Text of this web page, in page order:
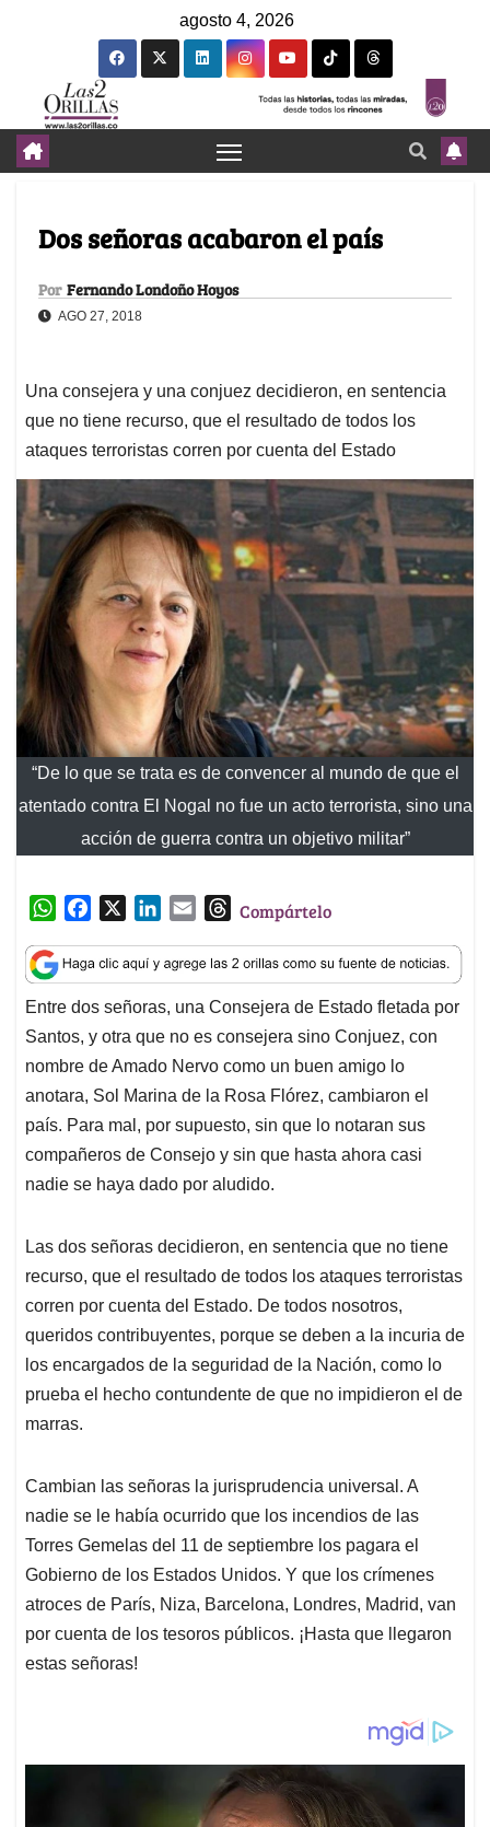
agosto 4, 2026
Dos señoras acabaron el país
Por Fernando Londoño Hoyos
AGO 27, 2018
Una consejera y una conjuez decidieron, en sentencia
que no tiene recurso, que el resultado de todos los
ataques terroristas corren por cuenta del Estado
“De lo que se trata es de convencer al mundo de que el
atentado contra El Nogal no fue un acto terrorista, sino una
acción de guerra contra un objetivo militar”
W
a
t
s
A
p
p
c
e
b
o
o
k
n
k
e
d
I
n
a
i
l
T
r
e
a
d
s
Compártelo
Entre dos señoras, una Consejera de Estado fletada por
Santos, y otra que no es consejera sino Conjuez, con
nombre de Amado Nervo como un buen amigo lo
anotara, Sol Marina de la Rosa Flórez, cambiaron el
país. Para mal, por supuesto, sin que lo notaran sus
compañeros de Consejo y sin que hasta ahora casi
nadie se haya dado por aludido.
Las dos señoras decidieron, en sentencia que no tiene
recurso, que el resultado de todos los ataques terroristas
corren por cuenta del Estado. De todos nosotros,
queridos contribuyentes, porque se deben a la incuria de
los encargados de la seguridad de la Nación, como lo
prueba el hecho contundente de que no impidieron el de
marras.
Cambian las señoras la jurisprudencia universal. A
nadie se le había ocurrido que los incendios de las
Torres Gemelas del 11 de septiembre los pagara el
Gobierno de los Estados Unidos. Y que los crímenes
atroces de París, Niza, Barcelona, Londres, Madrid, van
por cuenta de los tesoros públicos. ¡Hasta que llegaron
estas señoras!